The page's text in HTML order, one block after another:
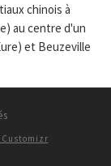
chinois à
au centre d'un
et Beuzeville
Customizr